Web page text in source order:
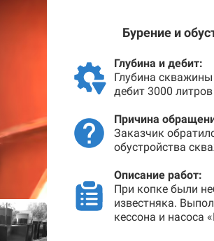
Бурение и
Глубина и дебит:
Глубина
дебит 3000
Причина
Заказчик
обустройства
Описание работ:
При копке были
известняка.
кессона и насоса